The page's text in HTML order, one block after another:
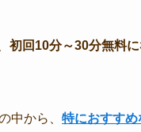
初回10分～30分無料
中から、 特におすす